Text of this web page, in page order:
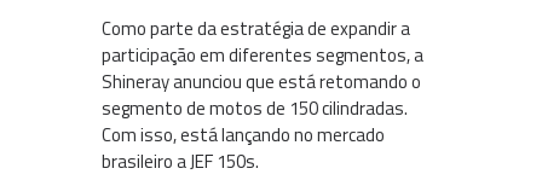
Como parte da estratégia de expandir a
participação em diferentes segmentos, a
Shineray anunciou que está retomando o
segmento de motos de 150 cilindradas.
Com isso, está lançando no mercado
brasileiro a JEF 150s.